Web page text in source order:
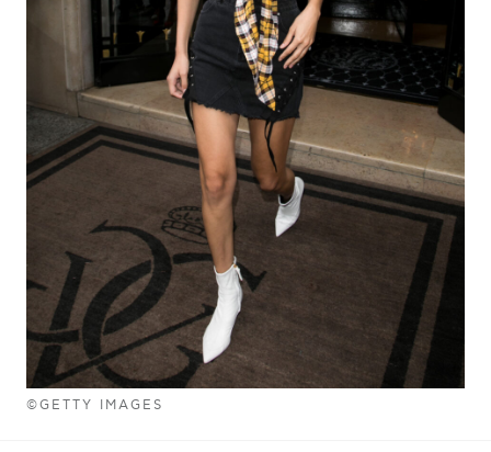
©GETTY IMAGES